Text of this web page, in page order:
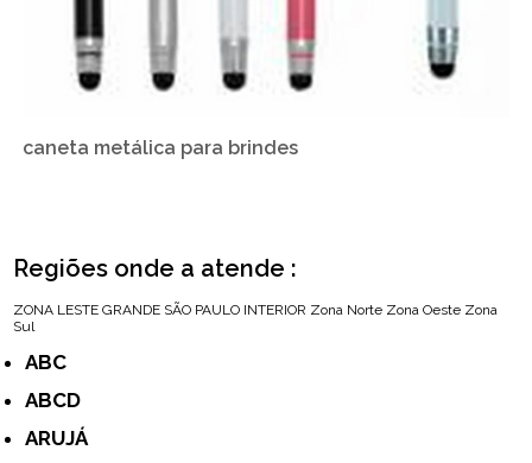
caneta metálica para brindes
Regiões onde a atende :
ZONA LESTE GRANDE SÃO PAULO INTERIOR Zona Norte Zona Oeste Zona
Sul
ABC
ABCD
ARUJÁ